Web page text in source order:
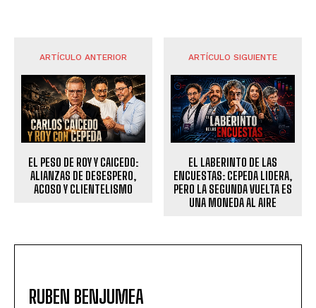
ARTÍCULO ANTERIOR
EL PESO DE ROY Y CAICEDO:
ALIANZAS DE DESESPERO,
ACOSO Y CLIENTELISMO
ARTÍCULO SIGUIENTE
EL LABERINTO DE LAS
ENCUESTAS: CEPEDA LIDERA,
PERO LA SEGUNDA VUELTA ES
UNA MONEDA AL AIRE
RUBEN BENJUMEA